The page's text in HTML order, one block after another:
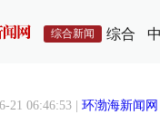
综合新闻 综合
21 06:46:53 | 环渤海新闻网